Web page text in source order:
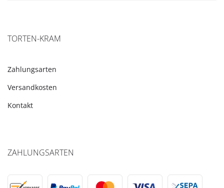
TORTEN-KRAM
Zahlungsarten
Versandkosten
Kontakt
ZAHLUNGSARTEN